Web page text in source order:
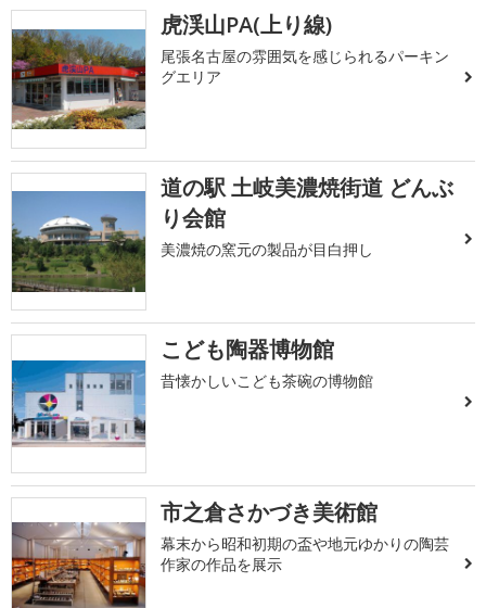
虎渓山PA(上り線)
尾張名古屋の雰囲気を感じられるパーキン
グエリア
道の駅 土岐美濃焼街道 どんぶ
り会館
美濃焼の窯元の製品が目白押し
こども陶器博物館
昔懐かしいこども茶碗の博物館
市之倉さかづき美術館
幕末から昭和初期の盃や地元ゆかりの陶芸
作家の作品を展示